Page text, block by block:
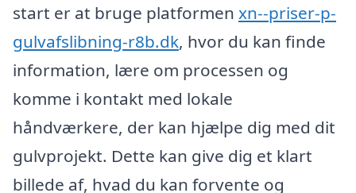
start er at bruge platformen xn--priser-p-
gulvafslibning-r8b.dk, hvor du kan finde
information, lære om processen og
komme i kontakt med lokale
håndværkere, der kan hjælpe dig med dit
gulvprojekt. Dette kan give dig et klart
billede af, hvad du kan forvente og